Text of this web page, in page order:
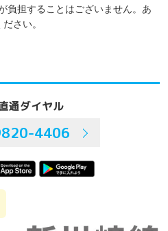
負担することはございません。あ
さい。
通ダイヤル
4406